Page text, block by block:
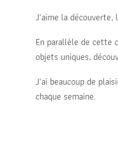
J’aime la
En parallèle de cette
objets uniques,
J’ai beaucoup de
chaque semaine.